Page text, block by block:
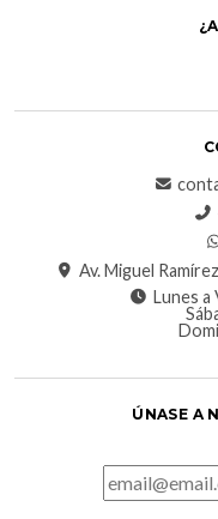
Av. Miguel
Lunes a
ÚNASE A